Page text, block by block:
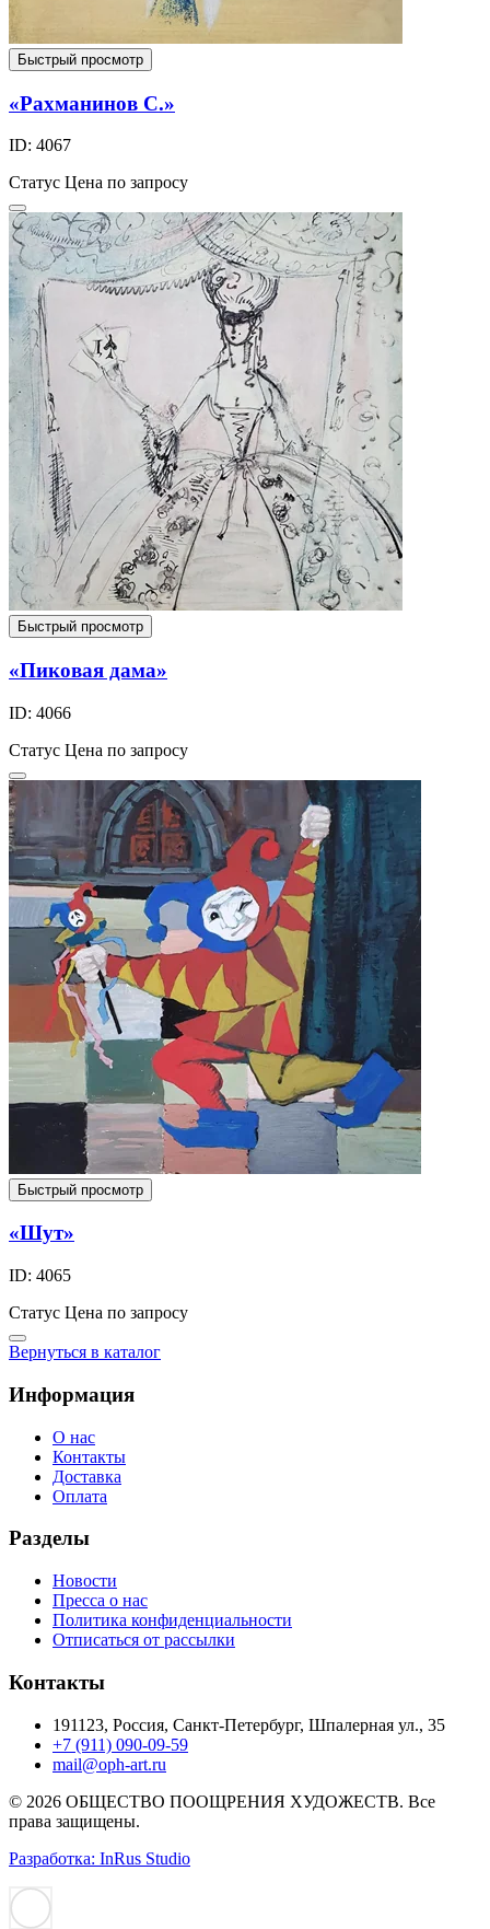
Быстрый просмотр
«Рахманинов С.»
ID: 4067
Статус Цена по запросу
Быстрый просмотр
«Пиковая дама»
ID: 4066
Статус Цена по запросу
Быстрый просмотр
«Шут»
ID: 4065
Статус Цена по запросу
Вернуться в каталог
Информация
О нас
Контакты
Доставка
Оплата
Разделы
Новости
Пресса о нас
Политика конфиденциальности
Отписаться от рассылки
Контакты
191123, Россия, Санкт-Петербург, Шпалерная ул., 35
+7 (911) 090-09-59
mail@oph-art.ru
© 2026 ОБЩЕСТВО ПООЩРЕНИЯ ХУДОЖЕСТВ. Все
права защищены.
Разработка: InRus Studio